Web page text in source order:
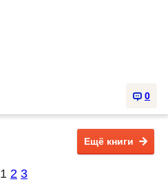
0
Ещё книги
1 2 3